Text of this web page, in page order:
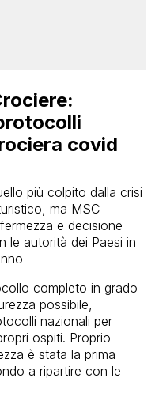
covid
più colpito dalla crisi
ma MSC
e decisione
autorità dei Paesi in
completo in grado
possibile,
nazionali per
ospiti. Proprio
è stata la prima
a ripartire con le